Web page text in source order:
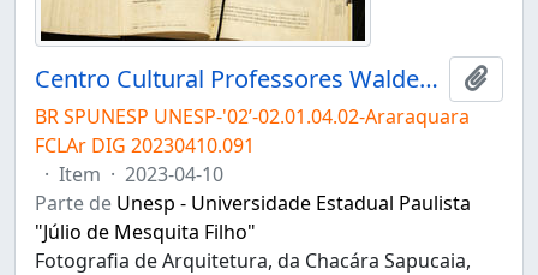
Centro Cultural Professores Waldemar e Heleieth Saffioti "Chácara Sapucaia"
BR SPUNESP UNESP-'02’-02.01.04.02-Araraquara
FCLAr DIG 20230410.091
· Item · 2023-04-10
Parte de Unesp - Universidade Estadual Paulista
"Júlio de Mesquita Filho"
Fotografia de Arquitetura, da Chacára Sapucaia,